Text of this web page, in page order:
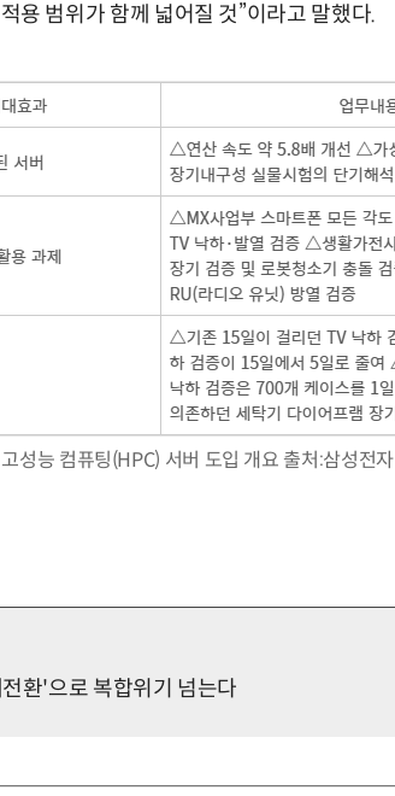
용 범위가 함께 넓어질 것”이라고 말했다.
성능 컴퓨팅(HPC) 서버 도입 개요 출처:삼성전자
환'으로 복합위기 넘는다